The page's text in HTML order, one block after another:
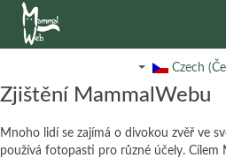
Czech
Zjištění MammalWebu
Mnoho lidí se zajímá o divokou zvěř ve
používá fotopasti pro různé účely. Cílem